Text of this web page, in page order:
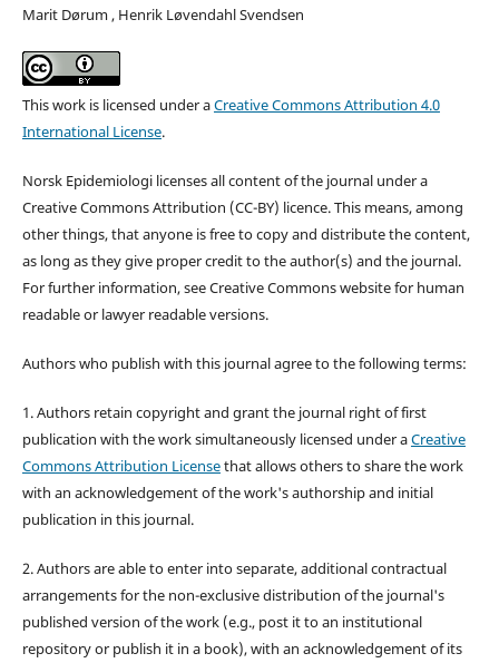
Marit Dørum , Henrik Løvendahl Svendsen
This work is licensed under aCreative Commons Attribution 4.0
International License.
Norsk Epidemiologi licenses all content of the journal under a
Creative Commons Attribution (CC-BY) licence. This means, among
other things, that anyone is free to copy and distribute the content,
as long as they give proper credit to the author(s) and the journal.
For further information, see Creative Commons website for human
readable or lawyer readable versions.
Authors who publish with this journal agree to the following terms:
1. Authors retain copyright and grant the journal right of first
publication with the work simultaneously licensed under aCreative
Commons Attribution Licensethat allows others to share the work
with an acknowledgement of the work's authorship and initial
publication in this journal.
2. Authors are able to enter into separate, additional contractual
arrangements for the non-exclusive distribution of the journal's
published version of the work (e.g., post it to an institutional
repository or publish it in a book), with an acknowledgement of its